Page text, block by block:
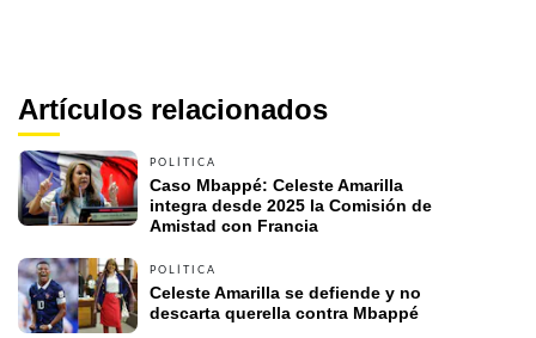
Artículos relacionados
POLÍTICA
Caso Mbappé: Celeste Amarilla
integra desde 2025 la Comisión de
Amistad con Francia
POLÍTICA
Celeste Amarilla se defiende y no
descarta querella contra Mbappé